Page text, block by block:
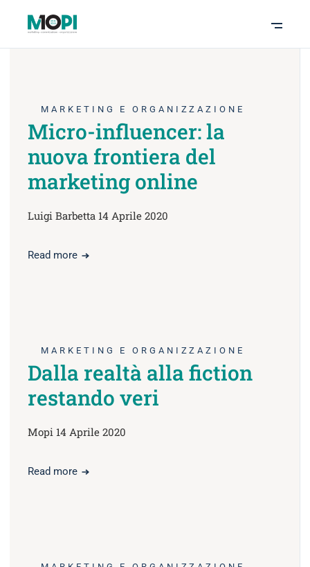
MARKETING E ORGANIZZAZIONE
Micro-influencer: la
nuova frontiera del
marketing online
Luigi Barbetta 14 Aprile 2020
Read more
MARKETING E ORGANIZZAZIONE
Dalla realtà alla fiction
restando veri
Mopi 14 Aprile 2020
Read more